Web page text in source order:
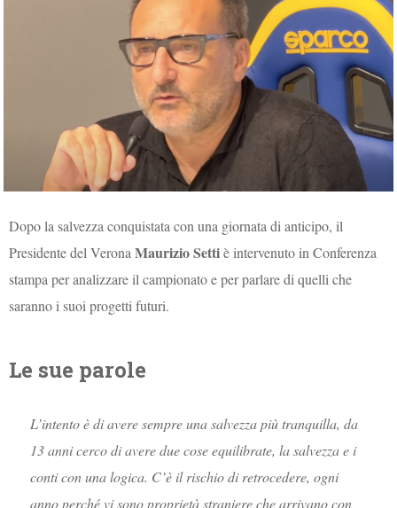
Dopo la salvezza conquistata con una giornata di anticipo, il
Presidente del VeronaMaurizio Settiè intervenuto in Conferenza
stampa per analizzare il campionato e per parlare di quelli che
saranno i suoi progetti futuri.
Le sue parole
L’intento è di avere sempre una salvezza più tranquilla, da
13 anni cerco di avere due cose equilibrate, la salvezza e i
conti con una logica. C’è il rischio di retrocedere, ogni
anno perché vi sono proprietà straniere che arrivano con